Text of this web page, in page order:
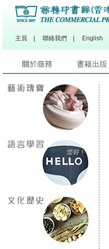
主頁 聯絡我們 English